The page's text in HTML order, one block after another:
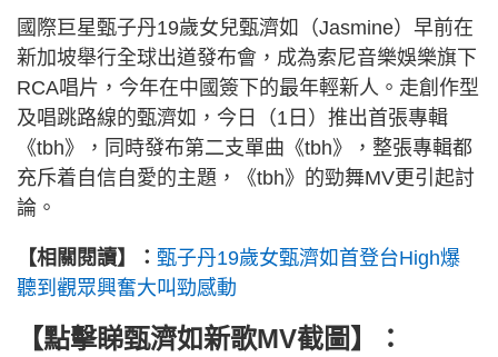
國際巨星甄子丹19歲女兒甄濟如（Jasmine）早前在
新加坡舉行全球出道發布會，成為索尼音樂娛樂旗下
RCA唱片，今年在中國簽下的最年輕新人。走創作型
及唱跳路線的甄濟如，今日（1日）推出首張專輯
《tbh》，同時發布第二支單曲《tbh》，整張專輯都
充斥着自信自愛的主題，《tbh》的勁舞MV更引起討
論。
【相關閱讀】： 甄子丹19歲女甄濟如首登台High爆
聽到觀眾興奮大叫勁感動
【點擊睇甄濟如新歌MV截圖】：